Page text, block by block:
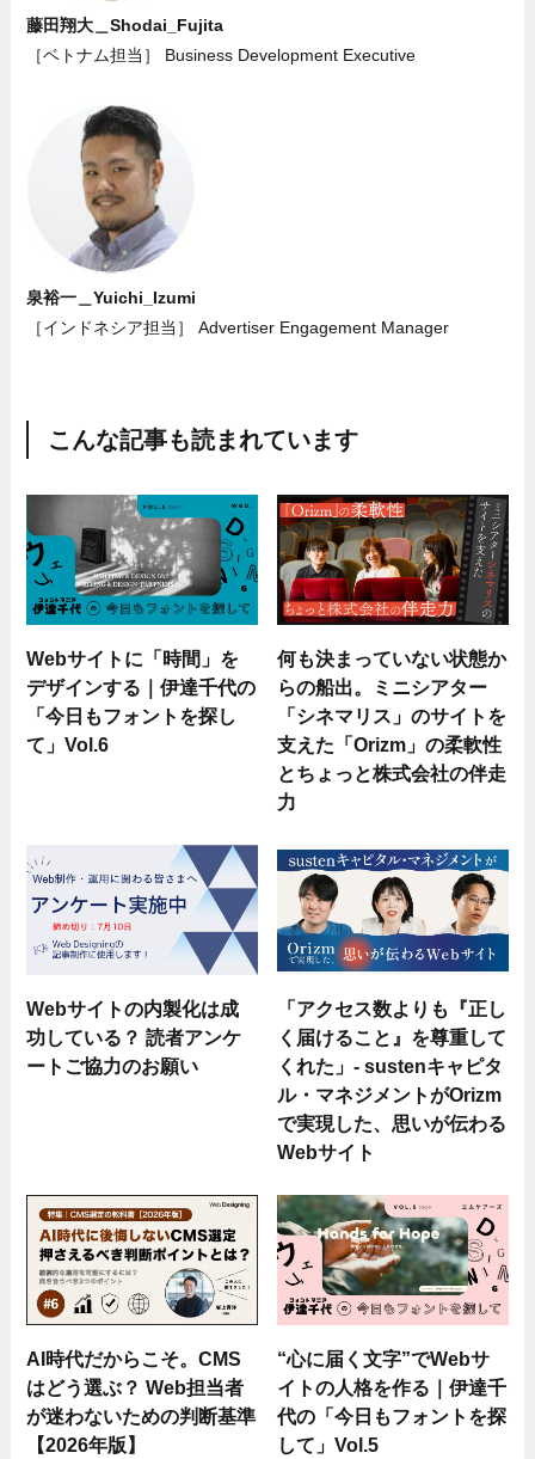
藤田翔大＿Shodai_Fujita
［ベトナム担当］ Business Development Executive
泉裕一＿Yuichi_Izumi
［インドネシア担当］ Advertiser Engagement Manager
こんな記事も読まれています
Webサイトに「時間」を
デザインする｜伊達千代の
「今日もフォントを探し
て」Vol.6
何も決まっていない状態か
らの船出。ミニシアター
「シネマリス」のサイトを
支えた「Orizm」の柔軟性
とちょっと株式会社の伴走
力
Webサイトの内製化は成
功している？ 読者アンケ
ートご協力のお願い
「アクセス数よりも『正し
く届けること』を尊重して
くれた」- sustenキャピタ
ル・マネジメントがOrizm
で実現した、思いが伝わる
Webサイト
AI時代だからこそ。CMS
はどう選ぶ？ Web担当者
が迷わないための判断基準
【2026年版】
“心に届く文字”でWebサ
イトの人格を作る｜伊達千
代の「今日もフォントを探
して」Vol.5